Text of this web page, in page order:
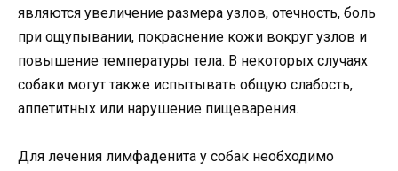
являются увеличение размера узлов, отечность, боль
при ощупывании, покраснение кожи вокруг узлов и
повышение температуры тела. В некоторых случаях
собаки могут также испытывать общую слабость,
аппетитных или нарушение пищеварения.
Для лечения лимфаденита у собак необходимо